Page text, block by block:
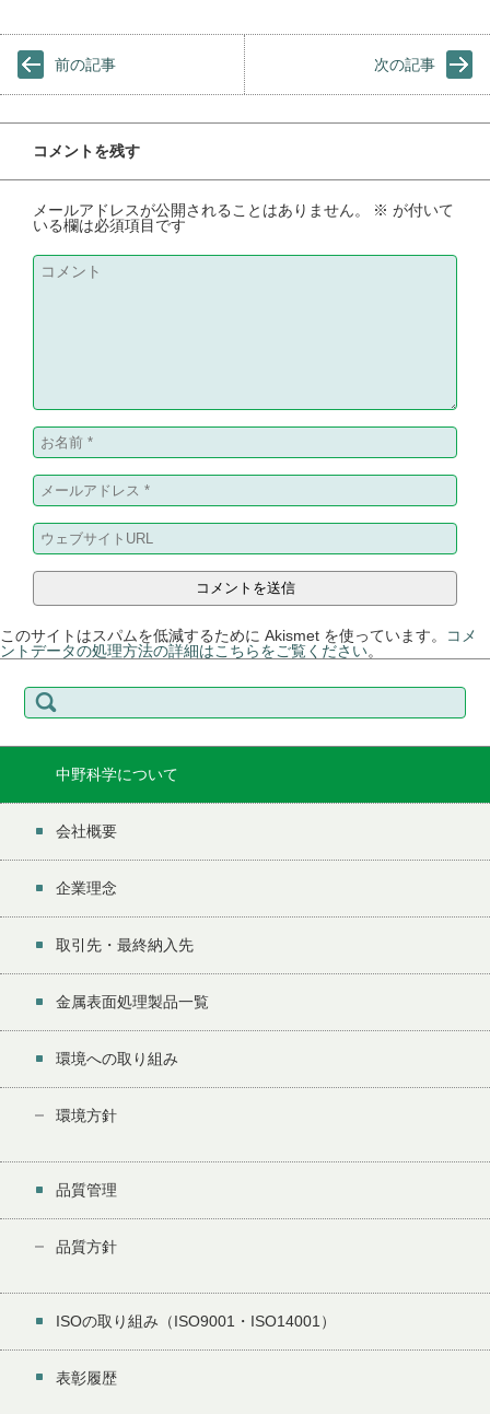
前の記事 次の記事
コメントを残す
メールアドレスが公開されることはありません。 ※ が付いて
いる欄は必須項目です
このサイトはスパムを低減するために Akismet を使っています。
コメ
ントデータの処理方法の詳細はこちらをご覧ください。
検
索:
中野科学について
会社概要
企業理念
取引先・最終納入先
金属表面処理製品一覧
環境への取り組み
環境方針
品質管理
品質方針
ISOの取り組み（ISO9001・ISO14001）
表彰履歴